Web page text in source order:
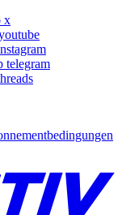
x
telegram